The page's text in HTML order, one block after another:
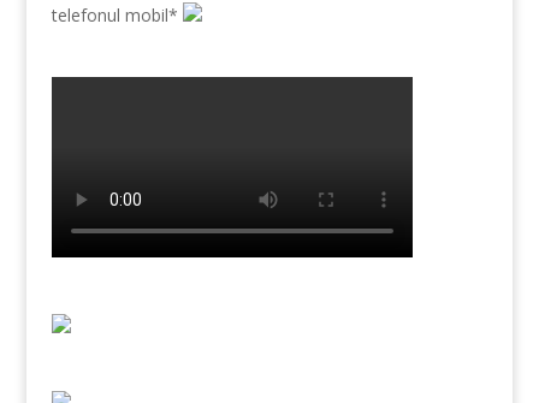
telefonul mobil*